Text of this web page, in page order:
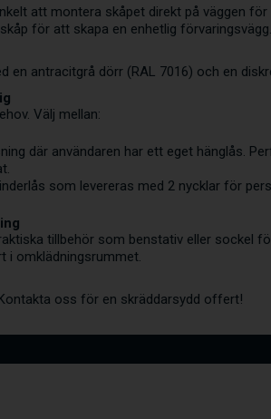
att montera skåpet direkt på väggen
för att skapa en enhetlig förvaringsvägg.
en antracitgrå dörr (RAL 7016) och en
Välj mellan:
där användaren har ett eget hänglås.
som levereras med 2 nycklar för
tillbehör som benstativ eller sockel
i omklädningsrummet.
oss för en skräddarsydd offert!